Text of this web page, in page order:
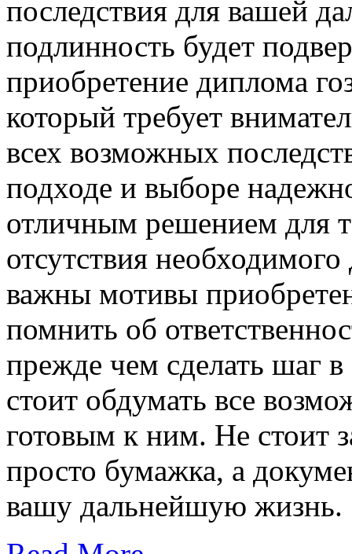
последствия для вашей
подлинность будет
приобретение диплома
который требует
всех возможных
подходе и выборе
отличным решением для
отсутствия
важны мотивы
помнить об
прежде чем сделать шаг
стоит обдумать все
готовым к ним. Не стоит
просто бумажка, а
вашу дальнейшую жизнь.